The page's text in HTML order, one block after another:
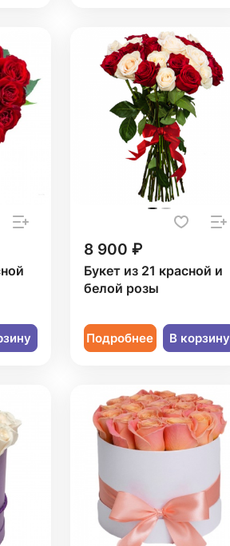
8 900 ₽
Букет из 21 красной и
белой розы
Подробнее В корзину